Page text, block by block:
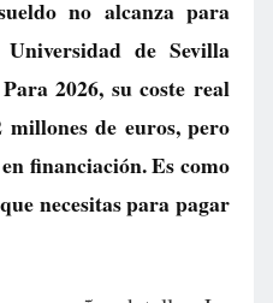
no alcanza para
de Sevilla
2026, su coste real
millones de euros, pero
financiación. Es como
necesitas para pagar